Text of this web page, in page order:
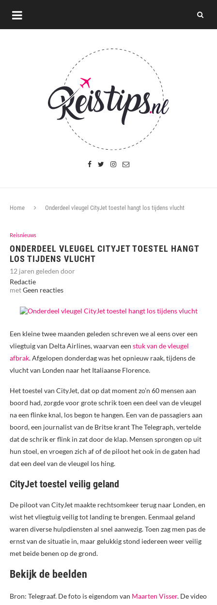
Home Onderdeel vleugel CityJet toestel hangt los tijdens vlucht
Reisnieuws
ONDERDEEL VLEUGEL CITYJET TOESTEL HANGT
LOS TIJDENS VLUCHT
12 jaren geleden door
Redactie
metGeen reacties
Een kleine twee maanden geleden schreven we al eens over een
vliegtuig van Delta Airlines, waarvan een stuk van de vleugel
afbrak. Afgelopen donderdag was het opnieuw raak, tijdens de
vlucht van Londen naar het Italiaanse Florence.
Het toestel van CityJet, dat op dat moment zo’n 60 mensen aan
boord had, zorgde voor grote schrik toen een deel van de vleugel
na een flinke knal, los begon te hangen. Een van de passagiers aan
boord, een journalist van de Britse krant The Telegraph, vertelde
dat de schrik er flink in zat door de klap. Mensen sprongen op uit
hun stoel, en vroegen zich af of de piloot het ook in de gaten had
dat een deel van de vleugel los hing.
CityJet toestel veilig geland
De piloot van CityJet maakte rechtsomkeer terug naar Londen, en
wist het vliegtuig veilig tot landing te brengen. Eenmaal geland
waren diverse hulpdiensten al snel aanwezig. Toen zag men pas de
ernst van de situatie in, maar gelukkig stond iedereen weer veilig
met beide benen op de grond.
Bekijk de beelden
Bron: Telegraaf. De foto is eigendom van Maarten Visser. De video